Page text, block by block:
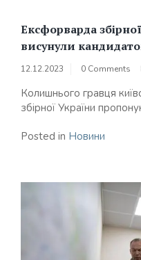
Ексфорварда
висунули
12.12.2023 0 Comments
Колишнього гравця
збірної України
Posted in Новини